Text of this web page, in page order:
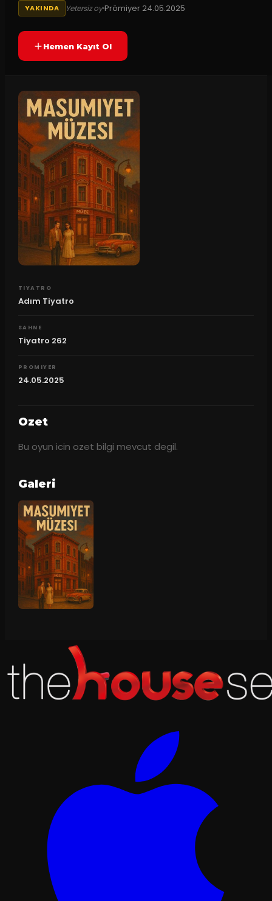
YAKINDA Yetersiz oyPrömiyer 24.05.2025
Hemen Kayıt Ol
TIYATRO
Adım Tiyatro
SAHNE
Tiyatro 262
PROMIYER
24.05.2025
Ozet
Bu oyun icin ozet bilgi mevcut degil.
Galeri